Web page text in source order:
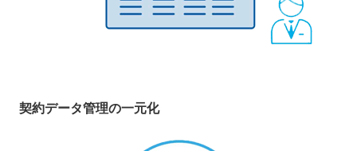
契約データ管理の一元化